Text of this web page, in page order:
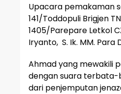
Upacara pemakaman
141/Toddopuli Brigjen
1405/Parepare Letkol
Iryanto, S. Ik. MM.
Ahmad yang mewakili
dengan suara terbata-
dari penjemputan